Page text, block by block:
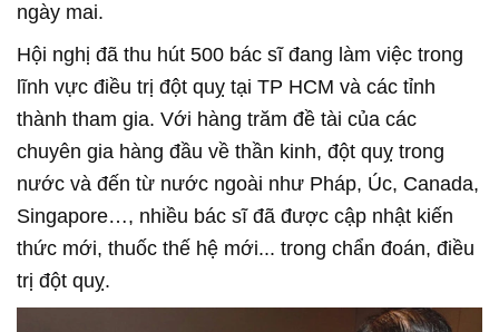
ngày mai.
Hội nghị đã thu hút 500 bác sĩ đang làm việc trong
lĩnh vực điều trị đột quỵ tại TP HCM và các tỉnh
thành tham gia. Với hàng trăm đề tài của các
chuyên gia hàng đầu về thần kinh, đột quỵ trong
nước và đến từ nước ngoài như Pháp, Úc, Canada,
Singapore…, nhiều bác sĩ đã được cập nhật kiến
thức mới, thuốc thế hệ mới... trong chẩn đoán, điều
trị đột quỵ.